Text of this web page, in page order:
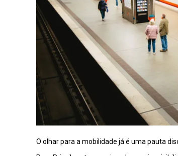
O olhar para a mobilidade já é uma pauta